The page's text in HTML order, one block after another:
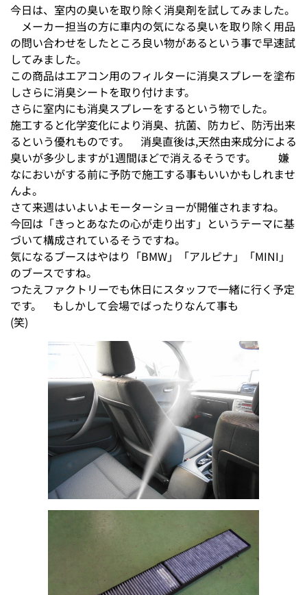
今日は、室内の臭いを取り除く消臭剤を試してみました。
メーカー担当の方に車内の気になる臭いを取り除く用品
の問い合わせをしたところ良い物があるという事で早速試
してみました。
この商品はエアコン用のフィルターに消臭スプレーを塗布
しさらに消臭シートを取り付けます。
さらに室内にも消臭スプレーをするという物でした。
施工すると化学変化により消臭、抗菌、防カビ、防汚出来
るという優れものです。 消臭直後は,天然由来成分による
臭いが多少しますが1週間ほどで消えるそうです。 嫌
なにおいがする前に予防で施工する事もいいかもしれませ
んよ。
さて来週はいよいよモーターショーが開催されますね。
今回は「きっとあなたの心が走り出す」というテーマに基
づいて構成されているそうですね。
気になるブースはやはり「BMW」「アルピナ」「MINI」
のブースですね。
つたえファクトリーでも休日にスタッフで一緒に行く予定
です。 もしかして会場でばったりなんて事も
(笑)